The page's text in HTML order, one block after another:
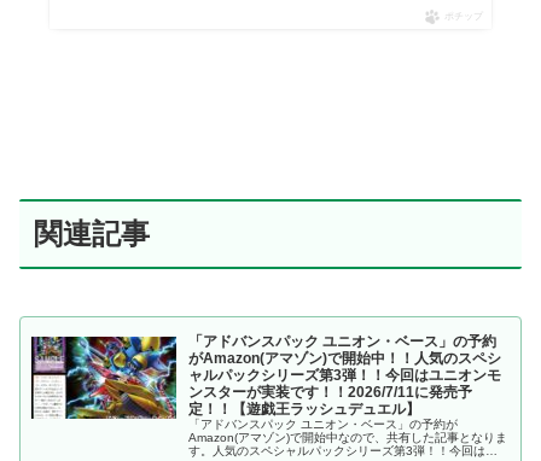
ポチップ
関連記事
「アドバンスパック ユニオン・ベース」の予約
がAmazon(アマゾン)で開始中！！人気のスペシ
ャルパックシリーズ第3弾！！今回はユニオンモ
ンスターが実装です！！2026/7/11に発売予
定！！【遊戯王ラッシュデュエル】
「アドバンスパック ユニオン・ベース」の予約が
Amazon(アマゾン)で開始中なので、共有した記事となりま
す。人気のスペシャルパックシリーズ第3弾！！今回はユ